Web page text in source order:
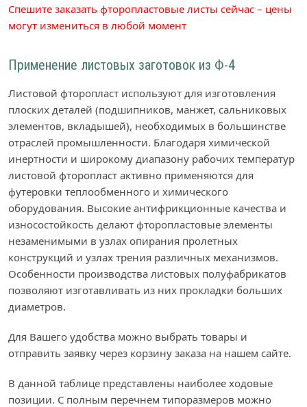
Спешите заказать фторопластовые листы сейчас – цены
могут измениться в любой момент
Применение листовых заготовок из Ф-4
Листовой фторопласт используют для изготовления
плоских деталей (подшипников, манжет, сальниковых
элементов, вкладышей), необходимых в большинстве
отраслей промышленности. Благодаря химической
инертности и широкому диапазону рабочих температур
листовой фторопласт активно применяются для
футеровки теплообменного и химического
оборудования. Высокие антифрикционные качества и
износостойкость делают фторопластовые элементы
незаменимыми в узлах опирания пролетных
конструкций и узлах трения различных механизмов.
Особенности производства листовых полуфабрикатов
позволяют изготавливать из них прокладки больших
диаметров.
Для Вашего удобства можно выбрать товары и
отправить заявку через корзину заказа на нашем сайте.
В данной таблице представлены наиболее ходовые
позиции. С полным перечнем типоразмеров можно